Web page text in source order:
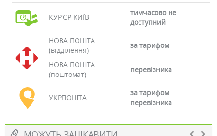
КУР'ЄР КИЇВ
тимчасово не
доступний
НОВА ПОШТА
(відділення)
за тарифом
НОВА ПОШТА
(поштомат)
перевізника
УКРПОШТА
за тарифом
перевізника